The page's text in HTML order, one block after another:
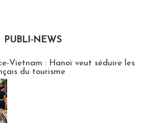
PUBLI-NEWS
Vietnam : Hanoï veut séduire les
du tourisme